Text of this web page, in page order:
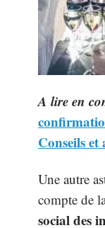
A lire en
Conseils et
Une autre
compte de
social des